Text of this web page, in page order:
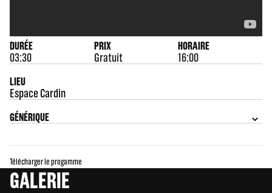
DURÉE
03:30
PRIX
Gratuit
HORAIRE
16:00
LIEU
Espace Cardin
GÉNÉRIQUE
Télécharger le progamme
GALERIE